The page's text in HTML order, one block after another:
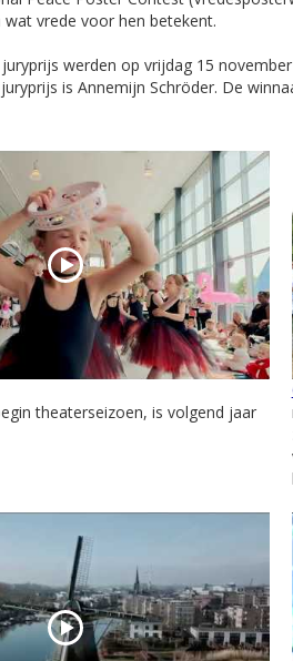
vrede voor hen betekent.
werden op vrijdag 15
is Annemijn Schröder. De
theaterseizoen, is volgend jaar